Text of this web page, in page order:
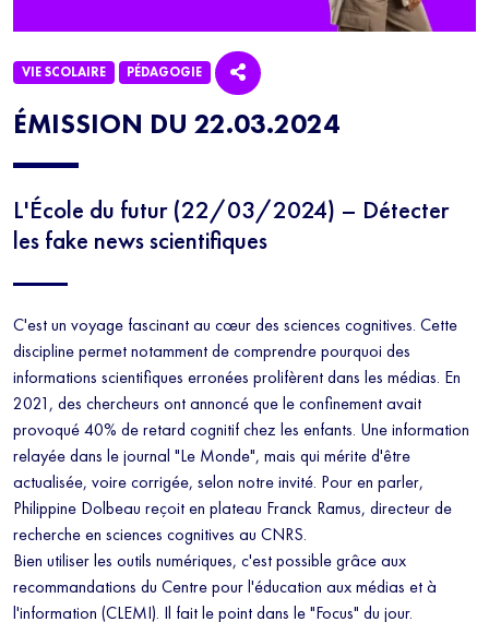
ÉMISSION DU 22.03.2024
L'École du futur (22/03/2024) – Détecter
les fake news scientifiques
C'est un voyage fascinant au cœur des sciences cognitives. Cette
discipline permet notamment de comprendre pourquoi des
informations scientifiques erronées prolifèrent dans les médias. En
2021, des chercheurs ont annoncé que le confinement avait
provoqué 40% de retard cognitif chez les enfants. Une information
relayée dans le journal "Le Monde", mais qui mérite d'être
actualisée, voire corrigée, selon notre invité. Pour en parler,
Philippine Dolbeau reçoit en plateau Franck Ramus, directeur de
recherche en sciences cognitives au CNRS.
Bien utiliser les outils numériques, c'est possible grâce aux
recommandations du Centre pour l'éducation aux médias et à
l'information (CLEMI). Il fait le point dans le "Focus" du jour.
VIE SCOLAIRE PÉDAGOGIE